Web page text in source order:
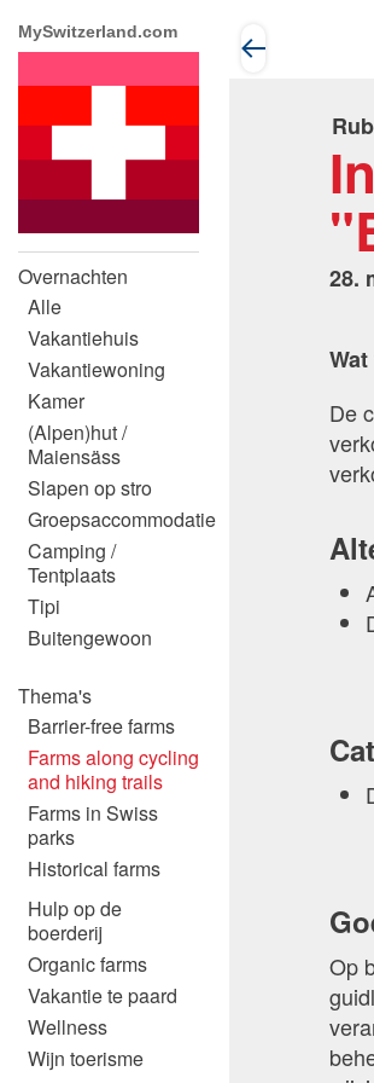
MySwitzerland.com
Overnachten
Alle
Vakantiehuis
Vakantiewoning
Kamer
(Alpen)hut /
Maiensäss
Slapen op stro
Groepsaccommodatie
Camping /
Tentplaats
Tipi
Buitengewoon
Thema's
Barrier-free farms
Farms along cycling
and hiking trails
Farms in Swiss
parks
Historical farms
Hulp op de
boerderij
Organic farms
Vakantie te paard
Wellness
Wijn toerisme
28.
De
Op